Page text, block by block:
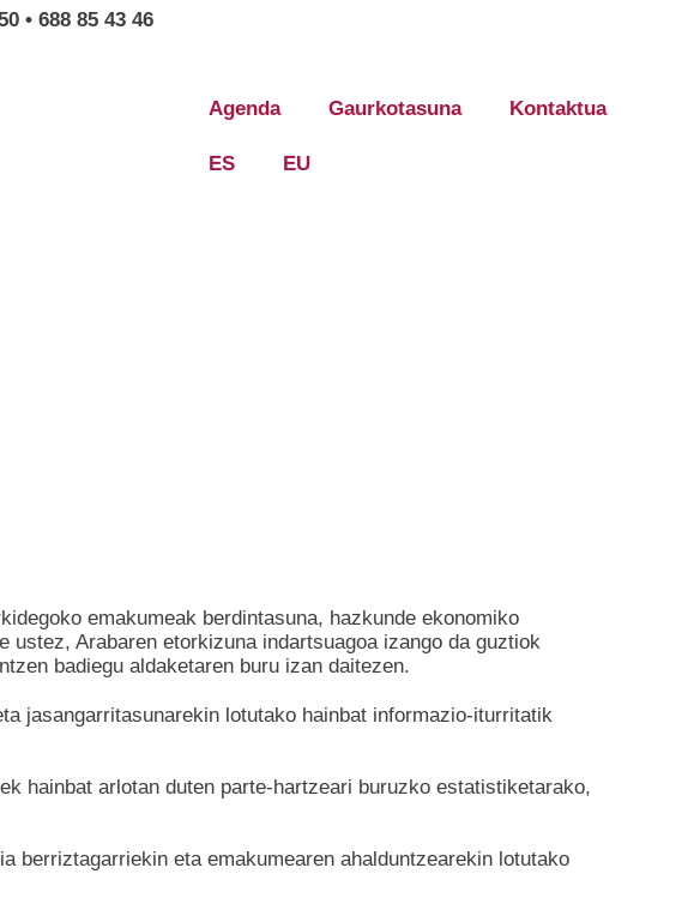
• 688 85 43 46
Agenda Gaurkotasuna Kontaktua
ES EU
emakumeak berdintasuna, hazkunde ekonomiko
Arabaren etorkizuna indartsuagoa izango da guztiok
badiegu aldaketaren buru izan daitezen.
jasangarritasunarekin lotutako hainbat informazio-iturritatik
hainbat arlotan duten parte-hartzeari buruzko estatistiketarako,
berriztagarriekin eta emakumearen ahalduntzearekin lotutako